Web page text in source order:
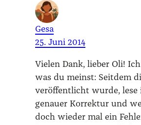
Gesa
25. Juni 2014
Vie­len Dank, lie­ber Oli!
was du meinst: Seit­dem
ver­öf­fent­licht wur­de, lese
genau­er Kor­rek­tur und
doch wie­der mal ein